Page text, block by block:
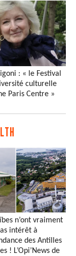
: « le Festival
culturelle
Paris Centre »
n’ont vraiment
intérêt à
des Antilles
! L’Opi’News de